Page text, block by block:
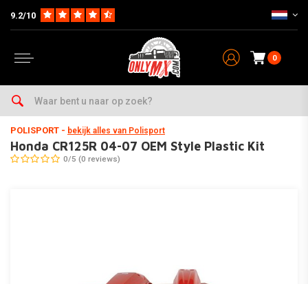
9.2/10
0
Home Parts op Merk & Type
POLISPORT - bekijk alles van Polisport
Honda CR125R 04-07 OEM Style Plastic Kit
0/5 (0 reviews)